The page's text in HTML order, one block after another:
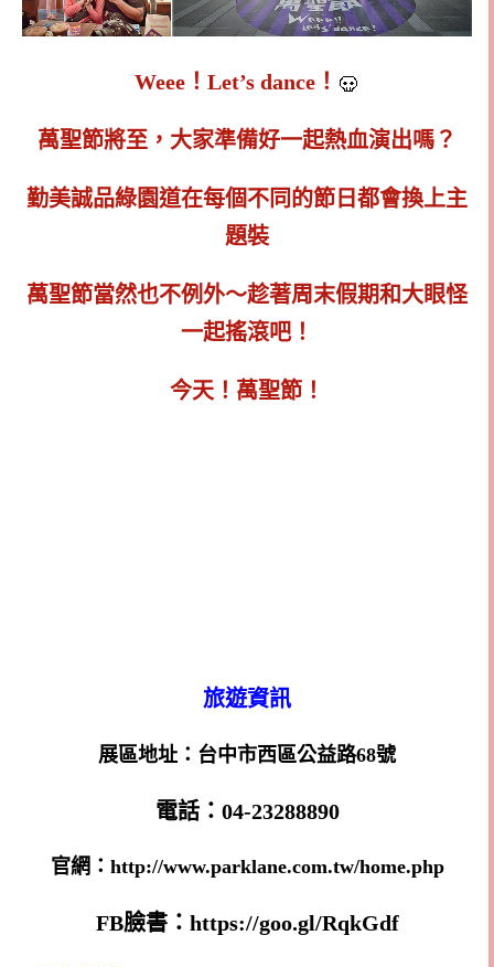
Weee！Let’s dance！
萬聖節將至，大家準備好一起熱血演出嗎？
勤美誠品綠園道在每個不同的節日都會換上主
題裝
萬聖節當然也不例外～趁著周末假期和大眼怪
一起搖滾吧！
今天！萬聖節！
旅遊資訊
展區地址：台中市西區公益路68號
電話：04-23288890
官網：http://www.parklane.com.tw/home.php
FB臉書：https://goo.gl/RqkGdf